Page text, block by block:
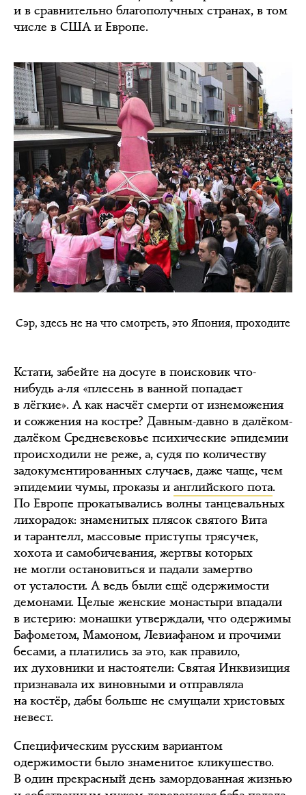
и в сравнительно благополучных странах, в том
числе в США и Европе.
Сэр, здесь не на что смотреть, это Япония, проходите
Кстати, забейте на досуге в поисковик что-
нибудь а-ля «плесень в ванной попадает
в лёгкие». А как насчёт смерти от изнеможения
и сожжения на костре? Давным-давно в далёком-
далёком Средневековье психические эпидемии
происходили не реже, а, судя по количеству
задокументированных случаев, даже чаще, чем
эпидемии чумы, проказы и английского пота.
По Европе прокатывались волны танцевальных
лихорадок: знаменитых плясок святого Вита
и тарантелл, массовые приступы трясучек,
хохота и самобичевания, жертвы которых
не могли остановиться и падали замертво
от усталости. А ведь были ещё одержимости
демонами. Целые женские монастыри впадали
в истерию: монашки утверждали, что одержимы
Бафометом, Мамоном, Левиафаном и прочими
бесами, а платились за это, как правило,
их духовники и настоятели: Святая Инквизиция
признавала их виновными и отправляла
на костёр, дабы больше не смущали христовых
невест.
Специфическим русским вариантом
одержимости было знаменитое кликушество.
В один прекрасный день замордованная жизнью